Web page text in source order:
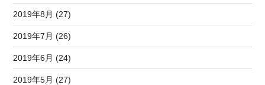
2019年8月 (27)
2019年7月 (26)
2019年6月 (24)
2019年5月 (27)